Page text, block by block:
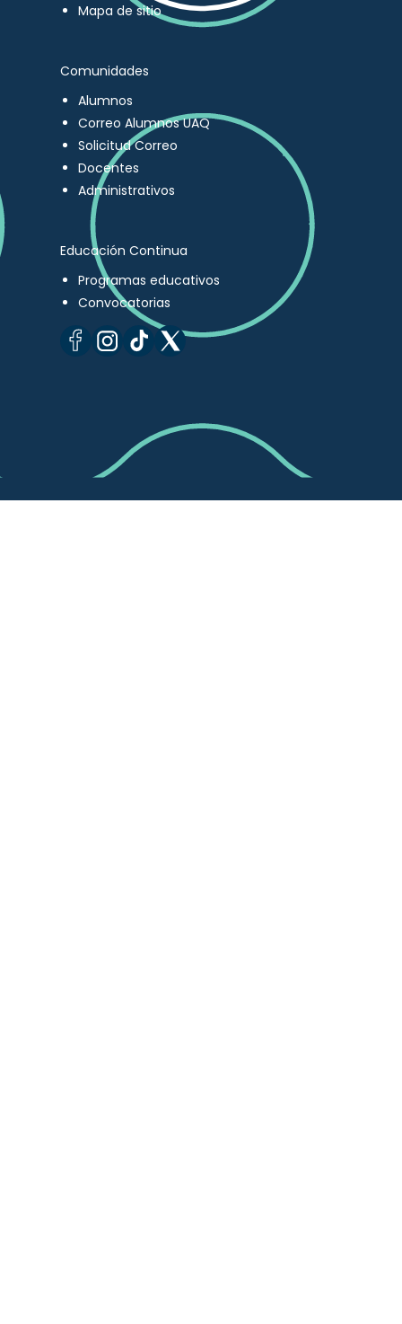
Mapa de sitio
Comunidades
Alumnos
Correo Alumnos UAQ
Solicitud Correo
Docentes
Administrativos
Educación Continua
Programas educativos
Convocatorias